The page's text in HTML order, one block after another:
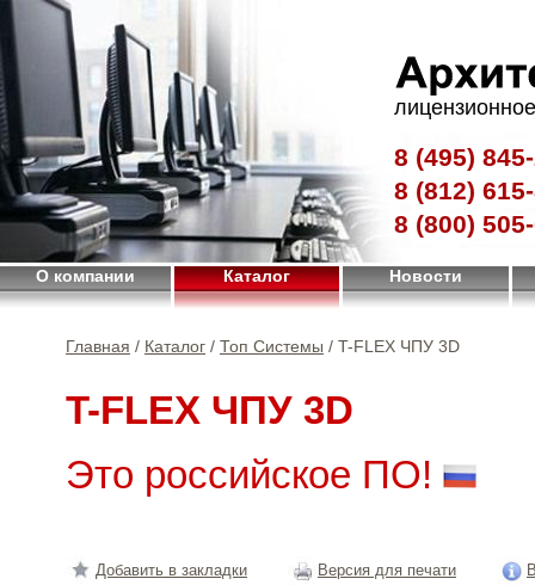
8 (495)
8 (812)
8 (800)
О компании Каталог Новости
Главная / Каталог / Топ Системы / T-FLEX ЧПУ 3D
T-FLEX ЧПУ 3D
Это российское ПО!
Добавить в закладки Версия для печати